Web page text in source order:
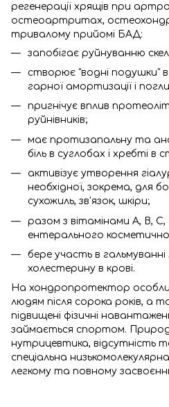
регенерації хрящів при
остеоартритах,
тривалому прийомі БАД:
запобігає руйнуванню
створює "водні подушки"
гарної амортизації і
пригнічує вплив
руйнівників;
має протизапальну та
біль в суглобах і хребті в
активізує утворення
необхідної, зокрема, для
сухожиль, зв'язок, шкіри;
разом з вітамінами А, В, С,
ентерального
бере участь в гальмуванні
холестерину в крові.
На хондропротектор
людям після сорока років, а
підвищені фізичні
займається спортом.
нутрицевтика, відсутність
спеціальна
легкому та повному